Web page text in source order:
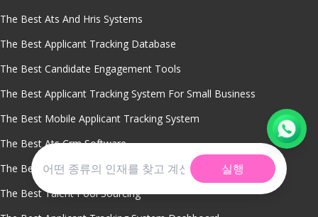
실행
The Best Ats And Hris Systems
The Best Applicant Tracking Database
The Best Candidate Engagement Tools
The Best Applicant Tracking System For Small Business
The Best Mobile Applicant Tracking System
The Best Ats Crm Software
The Best Talent Relationship Management
The Best Talent Pool Sourcing